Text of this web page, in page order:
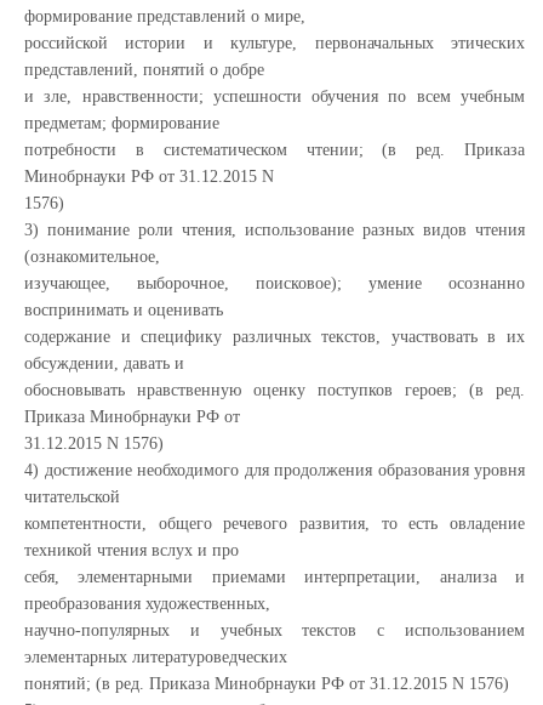
формирование представлений о мире,
российской истории и культуре, первоначальных этических
представлений, понятий о добре
и зле, нравственности; успешности обучения по всем учебным
предметам; формирование
потребности в систематическом чтении; (в ред. Приказа
Минобрнауки РФ от 31.12.2015 N
1576)
3) понимание роли чтения, использование разных видов чтения
(ознакомительное,
изучающее, выборочное, поисковое); умение осознанно
воспринимать и оценивать
содержание и специфику различных текстов, участвовать в их
обсуждении, давать и
обосновывать нравственную оценку поступков героев; (в ред.
Приказа Минобрнауки РФ от
31.12.2015 N 1576)
4) достижение необходимого для продолжения образования уровня
читательской
компетентности, общего речевого развития, то есть овладение
техникой чтения вслух и про
себя, элементарными приемами интерпретации, анализа и
преобразования художественных,
научно-популярных и учебных текстов с использованием
элементарных литературоведческих
понятий; (в ред. Приказа Минобрнауки РФ от 31.12.2015 N 1576)